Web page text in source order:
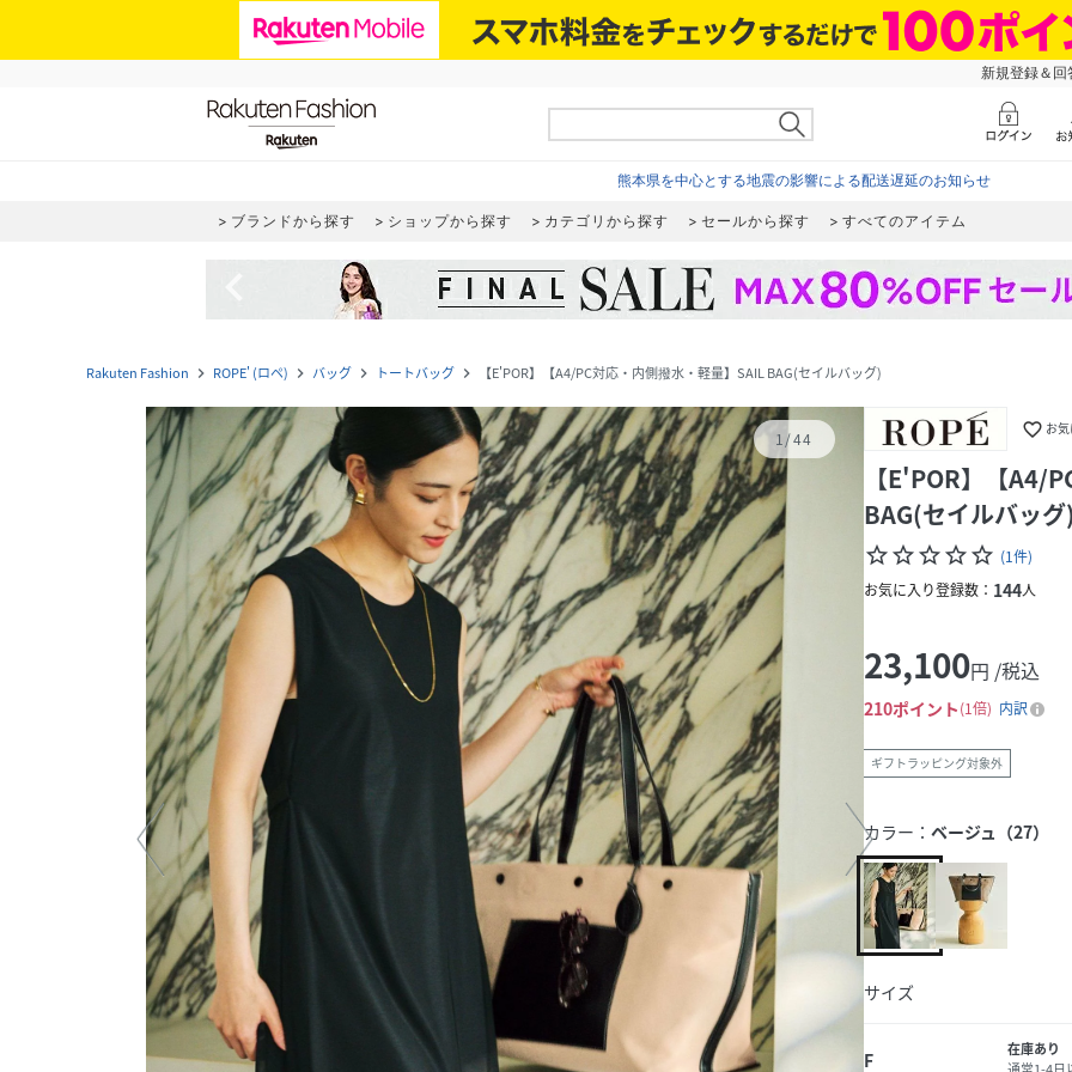
新規登録＆
熊本県を中心とする地震の影響による配送遅延のお知らせ
ブランドから探す ショップから探す カテゴリから探す セールから探す すべてのアイテム
Rakuten Fashion navigate_next ROPE' (ロペ) navigate_next バッグ navigate_next トートバッグ navigate_next 【E'POR】【A4/PC対応・内側撥水・軽量】SAIL BAG(セイルバッグ)
1/44 favorite_border お
【E'POR】【A4/
BAG(セイルバッグ)
star_borderstar_borderstar_borderstar_borderstar_border (1件)
お気に入り登録数： 144人
23,100円 /税込
210ポイント 1倍 内訳
ギフトラッピング対象外
カラー： ベージュ（27）
サイズ
F
在庫あり